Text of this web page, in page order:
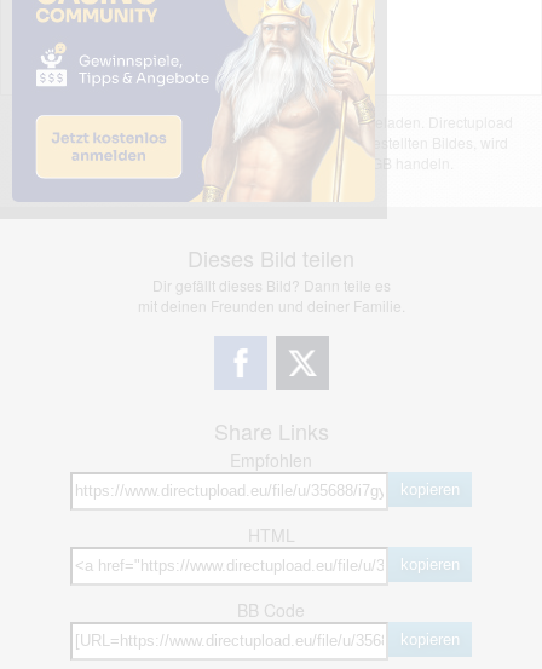
Das dargestellte Bild wurde von einem Nutzer hochgeladen. Directupload
übernimmt keinerlei Haftung für den Inhalt des dargestellten Bildes, wird
jedoch bei Verstößen nach §2(3) unserer AGB handeln.
Dieses Bild teilen
Dir gefällt dieses Bild? Dann teile es
mit deinen Freunden und deiner Familie.
Share Links
Empfohlen
kopieren
HTML
kopieren
BB Code
kopieren